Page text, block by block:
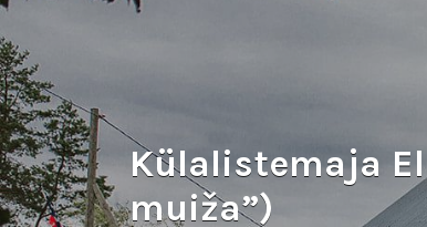
Külalistemaja
muiža”)